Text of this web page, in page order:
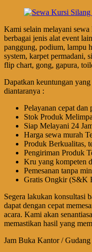
Kami selain melayani
berbagai jenis alat event
panggung, podium, lampu
system, karpet permadani,
flip chart, gong, gapura,
Dapatkan keuntungan
diantaranya :
Pelayanan cepat dan
Stok Produk
Siap Melayani 24
Harga sewa murah
Produk Berkualitas,
Pengiriman Produk
Kru yang kompeten
Pemesanan tanpa
Gratis Ongkir (S&K
Segera lakukan konsultasi
dapat dengan cepat
acara. Kami akan
memastikan hasil yang
Jam Buka Kantor /